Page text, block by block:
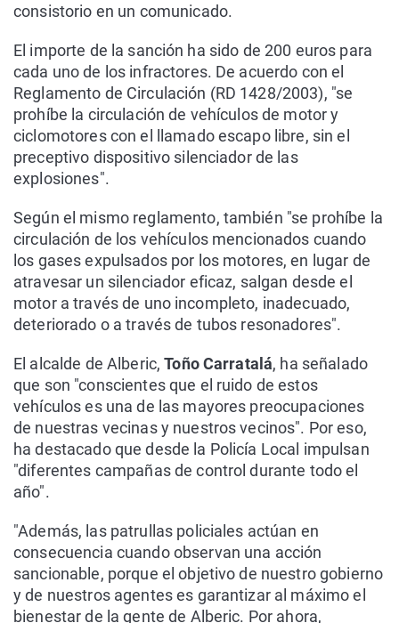
consistorio en un comunicado.
El importe de la sanción ha sido de 200 euros para
cada uno de los infractores. De acuerdo con el
Reglamento de Circulación (RD 1428/2003), "se
prohíbe la circulación de vehículos de motor y
ciclomotores con el llamado escapo libre, sin el
preceptivo dispositivo silenciador de las
explosiones".
Según el mismo reglamento, también "se prohíbe la
circulación de los vehículos mencionados cuando
los gases expulsados por los motores, en lugar de
atravesar un silenciador eficaz, salgan desde el
motor a través de uno incompleto, inadecuado,
deteriorado o a través de tubos resonadores".
El alcalde de Alberic,Toño Carratalá, ha señalado
que son "conscientes que el ruido de estos
vehículos es una de las mayores preocupaciones
de nuestras vecinas y nuestros vecinos". Por eso,
ha destacado que desde la Policía Local impulsan
"diferentes campañas de control durante todo el
año".
"Además, las patrullas policiales actúan en
consecuencia cuando observan una acción
sancionable, porque el objetivo de nuestro gobierno
y de nuestros agentes es garantizar al máximo el
bienestar de la gente de Alberic. Por ahora,